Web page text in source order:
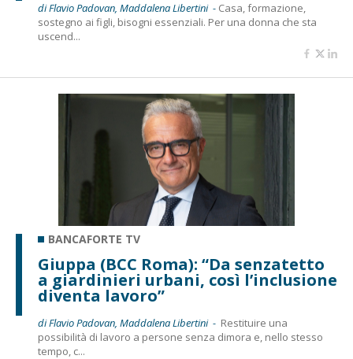
di Flavio Padovan, Maddalena Libertini - Casa, formazione,
sostegno ai figli, bisogni essenziali. Per una donna che sta
uscend...
BANCAFORTE TV
Giuppa (BCC Roma): “Da senzatetto
a giardinieri urbani, così l’inclusione
diventa lavoro”
di Flavio Padovan, Maddalena Libertini - Restituire una
possibilità di lavoro a persone senza dimora e, nello stesso
tempo, c...